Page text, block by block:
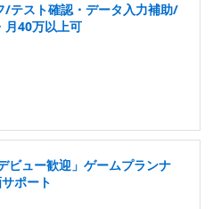
/テスト確認・データ入力補助/
月40万以上可
ビュー歓迎」ゲームプランナ
ポート